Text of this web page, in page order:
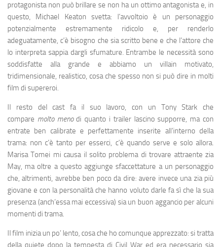
protagonista non può brillare se non ha un ottimo antagonista e, in
questo, Michael Keaton svetta: l’avvoltoio è un personaggio
potenzialmente estremamente ridicolo e, per renderlo
adeguatamente, c’è bisogno che sia scritto bene e che l’attore che
lo interpreta sappia dargli sfumature. Entrambe le necessità sono
soddisfatte alla grande e abbiamo un villain motivato,
tridimensionale, realistico, cosa che spesso non si può dire in molti
film di supereroi.
Il resto del cast fa il suo lavoro, con un Tony Stark che
compare molto menodi quanto i trailer lascino supporre, ma con
entrate ben calibrate e perfettamente inserite all’interno della
trama: non c’è tanto per esserci, c’è quando serve e solo allora.
Marisa Tomei mi causa il solito problema di trovare attraente zia
May, ma oltre a questo aggiunge sfaccettature a un personaggio
che, altrimenti, avrebbe ben poco da dire: avere invece una zia più
giovane e con la personalità che hanno voluto darle fa sì che la sua
presenza (anch’essa mai eccessiva) sia un buon aggancio per alcuni
momenti di trama.
Il film inizia un po’ lento, cosa che ho comunque apprezzato: si tratta
della quiete dopo la tempesta di Civil War ed era necessario sia